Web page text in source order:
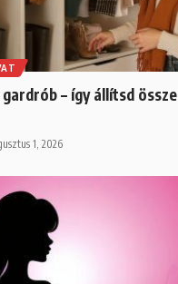
– így állítsd össze
1, 2026